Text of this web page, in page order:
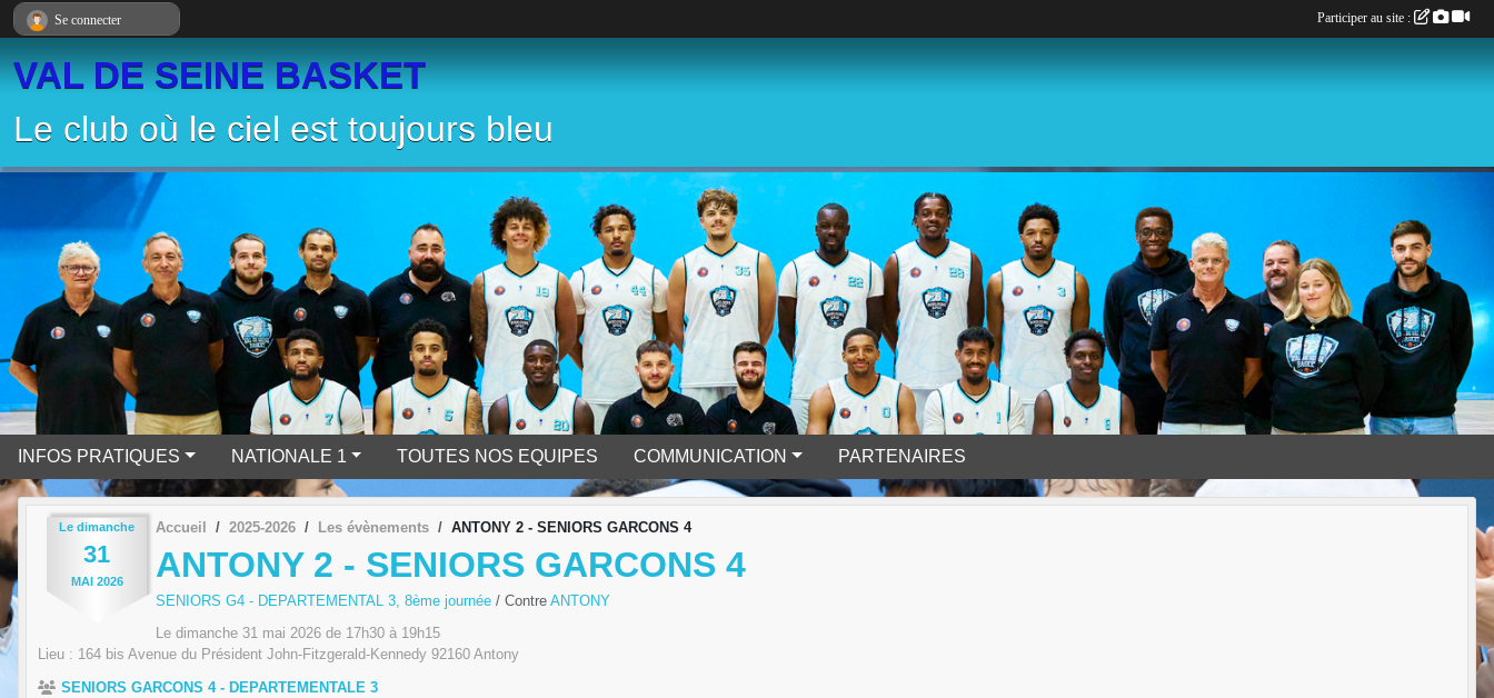
VAL DE SEINE BASKET
Le club où le ciel est toujours bleu
INFOS PRATIQUES NATIONALE 1 TOUTES NOS EQUIPES COMMUNICATION PARTENAIRES
Le dimanche
31
MAI 2026
Accueil 2025-2026 Les évènements ANTONY 2 - SENIORS GARCONS 4
ANTONY 2 - SENIORS GARCONS 4
SENIORS G4 - DEPARTEMENTAL 3, 8ème journée / Contre ANTONY
Le dimanche 31 mai 2026 de 17h30 à 19h15
Lieu : 164 bis Avenue du Président John-Fitzgerald-Kennedy 92160 Antony
SENIORS GARCONS 4 - DEPARTEMENTALE 3
Se connecter Participer au site :
Panneau de gestion des cookies